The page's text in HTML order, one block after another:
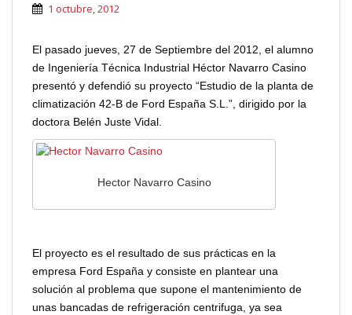
1 octubre, 2012
El pasado jueves, 27 de Septiembre del 2012, el alumno
de Ingeniería Técnica Industrial Héctor Navarro Casino
presentó y defendió su proyecto “Estudio de la planta de
climatización 42-B de Ford España S.L.”, dirigido por la
doctora Belén Juste Vidal.
Hector Navarro Casino
El proyecto es el resultado de sus prácticas en la
empresa Ford España y consiste en plantear una
solución al problema que supone el mantenimiento de
unas bancadas de refrigeración centrifuga, ya sea